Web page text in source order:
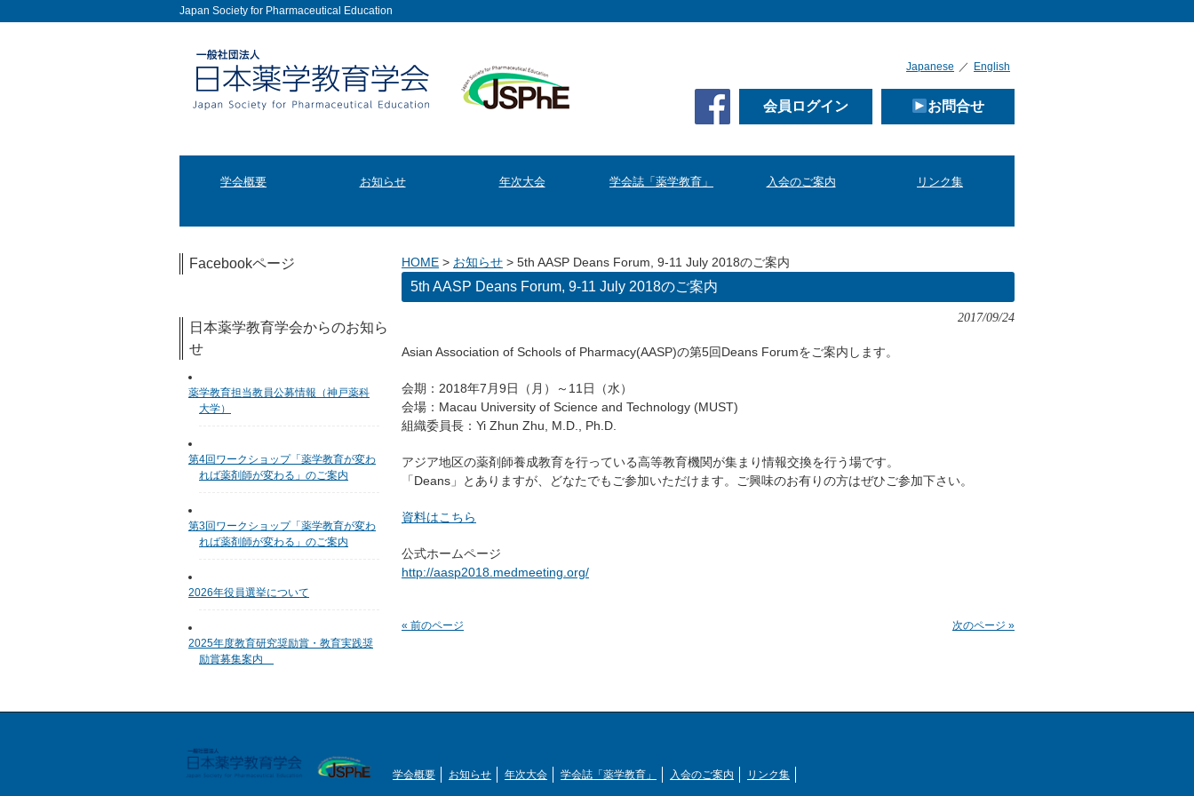
Japan Society for Pharmaceutical Education
Japanese ／ English
会員ログイン お問合せ
学会概要 お知らせ 年次大会 学会誌「薬学教育」 入会のご案内 リンク集
HOME > お知らせ > 5th AASP Deans Forum, 9-11 July 2018のご案内
5th AASP Deans Forum, 9-11 July 2018のご案内
2017/09/24
Asian Association of Schools of Pharmacy(AASP)の第5回Deans Forumをご案内します。
会期：2018年7月9日（月）～11日（水）
会場：Macau University of Science and Technology (MUST)
組織委員長：Yi Zhun Zhu, M.D., Ph.D.
アジア地区の薬剤師養成教育を行っている高等教育機関が集まり情報交換を行う場です。
「Deans」とありますが、どなたでもご参加いただけます。ご興味のお有りの方はぜひご参加下さい。
資料はこちら
公式ホームページ
http://aasp2018.medmeeting.org/
« 前のページ 次のページ »
Facebookページ
日本薬学教育学会からのお知ら
せ
薬学教育担当教員公募情報（神戸薬科
大学）
第4回ワークショップ「薬学教育が変わ
れば薬剤師が変わる」のご案内
第3回ワークショップ「薬学教育が変わ
れば薬剤師が変わる」のご案内
2026年役員選挙について
2025年度教育研究奨励賞・教育実践奨
励賞募集案内
学会概要 お知らせ 年次大会 学会誌「薬学教育」 入会のご案内 リンク集